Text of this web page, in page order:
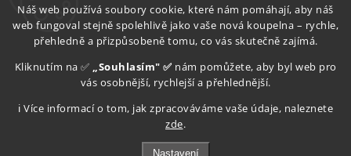
Náš web používá soubory cookie, které nám pomáhají, aby náš
web fungoval stejně spolehlivě jako vaše nová koupelna – rychle,
přehledně a přizpůsobeně tomu, co vás skutečně zajímá.
Kliknutím na ✅ „Souhlasím" ✅ nám pomůžete, aby byl web pro
vás osobnější, rychlejší a přehlednější.
ℹ️ Více informací o tom, jak zpracováváme vaše údaje, naleznete
zde.
Nastavení